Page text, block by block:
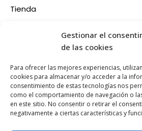
Gestionar el
de las cookies
Para ofrecer las mejores experiencias,
cookies para almacenar y/o acceder a la
consentimiento de estas tecnologías nos
como el comportamiento de navegación o
en este sitio. No consentir o retirar el
negativamente a ciertas características y
Tienda
Información
Condiciones de compra
Política de devoluciones y
Política de cookies
Síganos en nuestras RRSS